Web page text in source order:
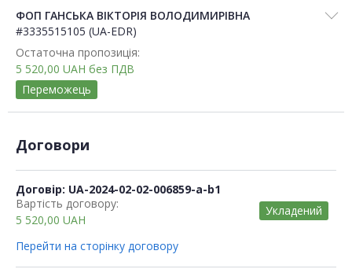
ФОП ГАНСЬКА ВІКТОРІЯ ВОЛОДИМИРІВНА
#3335515105 (UA-EDR)
Остаточна пропозиція:
5 520,00 UAH без ПДВ
Переможець
Договори
Договір: UA-2024-02-02-006859-a-b1
Вартість договору:
5 520,00 UAH
Укладений
Перейти на сторінку договору